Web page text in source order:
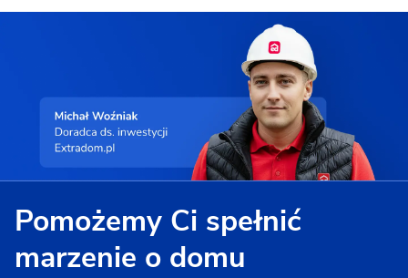
Pomożemy Ci spełnić
marzenie o domu